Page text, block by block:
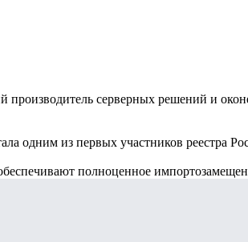
производитель серверных решений и
одним из первых участников реестра
полноценное